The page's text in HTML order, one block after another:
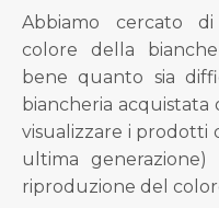
Abbiamo cercato
colore della
bene quanto sia
biancheria acquistata
visualizzare i prodotti
ultima
riproduzione del